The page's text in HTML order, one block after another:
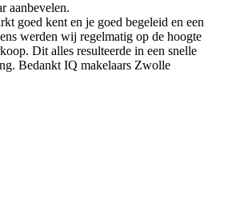
aanbevelen.
goed kent en je goed begeleid en een
werden wij regelmatig op de hoogte
Dit alles resulteerde in een snelle
Bedankt IQ makelaars Zwolle